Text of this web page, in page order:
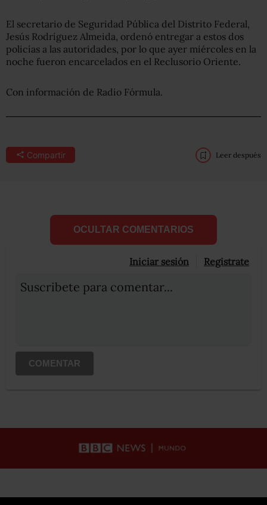
El secretario de Seguridad Pública del Distrito Federal,
Jesús Rodríguez Almeida, ordenó entregar a estos dos
policías a las autoridades, por lo que ayer miércoles en la
noche fueron encarcelados en el Reclusorio Oriente.
Con información de Radio Fórmula.
Compartir Leer después
OCULTAR COMENTARIOS
Iniciar sesión Registrate
Suscribete para comentar...
COMENTAR